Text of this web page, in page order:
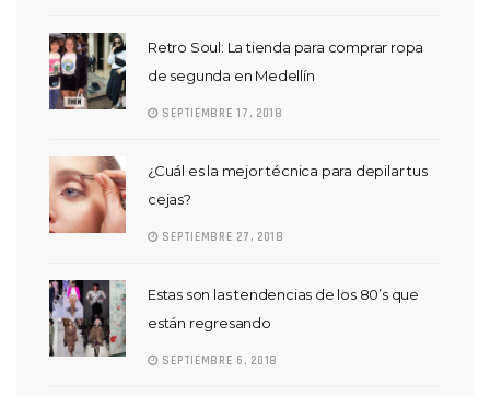
Retro Soul: La tienda para comprar ropa
de segunda en Medellín
SEPTIEMBRE 17, 2018
¿Cuál es la mejor técnica para depilar tus
cejas?
SEPTIEMBRE 27, 2018
Estas son las tendencias de los 80’s que
están regresando
SEPTIEMBRE 6, 2018